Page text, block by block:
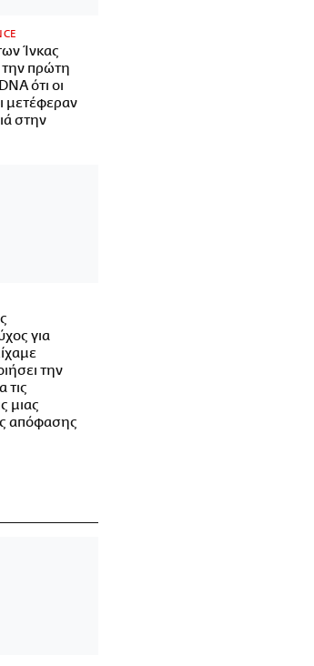
Ίνκας
πρώτη
ότι οι
μετέφεραν
στην
για
την
τις
μιας
απόφασης